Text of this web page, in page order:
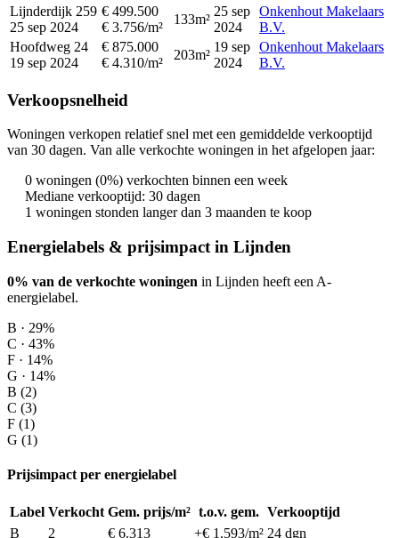
Lijnderdijk 259
25 sep 2024
€ 499.500
€ 3.756/m²
133m²
25 sep
2024
Onkenhout Makelaars
B.V.
Hoofdweg 24
19 sep 2024
€ 875.000
€ 4.310/m²
203m²
19 sep
2024
Onkenhout Makelaars
B.V.
Verkoopsnelheid
Woningen verkopen relatief snel met een gemiddelde verkooptijd
van 30 dagen. Van alle verkochte woningen in het afgelopen jaar:
0 woningen (0%) verkochten binnen een week
Mediane verkooptijd: 30 dagen
1 woningen stonden langer dan 3 maanden te koop
Energielabels & prijsimpact in Lijnden
0% van de verkochte woningen in Lijnden heeft een A-
energielabel.
B · 29%
C · 43%
F · 14%
G · 14%
B (2)
C (3)
F (1)
G (1)
Prijsimpact per energielabel
Label Verkocht Gem. prijs/m² t.o.v. gem. Verkooptijd
B
2 € 6.313 +€ 1.593/m² 24 dgn